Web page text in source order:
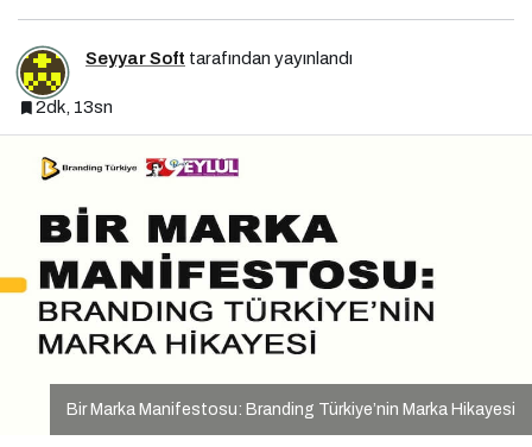
Seyyar Soft tarafından yayınlandı
2dk, 13sn
Bir Marka Manifestosu: Branding Türkiye’nin Marka Hikayesi